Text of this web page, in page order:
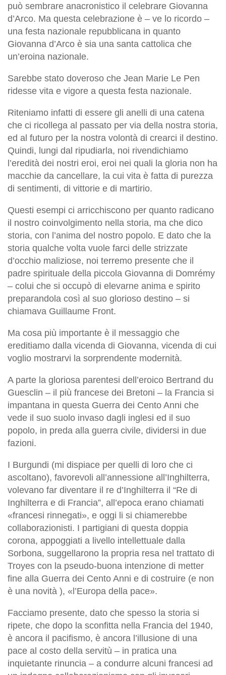
può sembrare anacronistico il celebrare Giovanna
d’Arco. Ma questa celebrazione è – ve lo ricordo –
una festa nazionale repubblicana in quanto
Giovanna d’Arco è sia una santa cattolica che
un’eroina nazionale.
Sarebbe stato doveroso che Jean Marie Le Pen
ridesse vita e vigore a questa festa nazionale.
Riteniamo infatti di essere gli anelli di una catena
che ci ricollega al passato per via della nostra storia,
ed al futuro per la nostra volontà di crearci il destino.
Quindi, lungi dal ripudiarla, noi rivendichiamo
l’eredità dei nostri eroi, eroi nei quali la gloria non ha
macchie da cancellare, la cui vita è fatta di purezza
di sentimenti, di vittorie e di martirio.
Questi esempi ci arricchiscono per quanto radicano
il nostro coinvolgimento nella storia, ma che dico
storia, con l’anima del nostro popolo. E dato che la
storia qualche volta vuole farci delle strizzate
d’occhio maliziose, noi terremo presente che il
padre spirituale della piccola Giovanna di Domrémy
– colui che si occupò di elevarne anima e spirito
preparandola così al suo glorioso destino – si
chiamava Guillaume Front.
Ma cosa più importante è il messaggio che
ereditiamo dalla vicenda di Giovanna, vicenda di cui
voglio mostrarvi la sorprendente modernità.
A parte la gloriosa parentesi dell’eroico Bertrand du
Guesclin – il più francese dei Bretoni – la Francia si
impantana in questa Guerra dei Cento Anni che
vede il suo suolo invaso dagli inglesi ed il suo
popolo, in preda alla guerra civile, dividersi in due
fazioni.
I Burgundi (mi dispiace per quelli di loro che ci
ascoltano), favorevoli all’annessione all’Inghilterra,
volevano far diventare il re d’Inghilterra il “Re di
Inghilterra e di Francia”, all’epoca erano chiamati
«francesi rinnegati», e oggi li si chiamerebbe
collaborazionisti. I partigiani di questa doppia
corona, appoggiati a livello intellettuale dalla
Sorbona, suggellarono la propria resa nel trattato di
Troyes con la pseudo-buona intenzione di metter
fine alla Guerra dei Cento Anni e di costruire (e non
è una novità ), «l’Europa della pace».
Facciamo presente, dato che spesso la storia si
ripete, che dopo la sconfitta nella Francia del 1940,
è ancora il pacifismo, è ancora l’illusione di una
pace al costo della servitù – in pratica una
inquietante rinuncia – a condurre alcuni francesi ad